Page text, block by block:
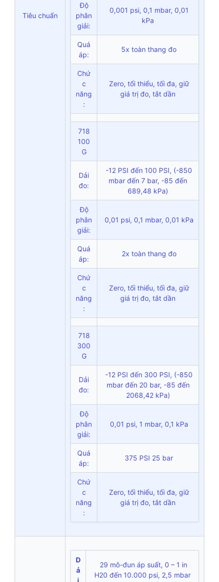
Tiêu chuẩn
Độ
phân
giải:
0,001 psi, 0,1 mbar, 0,01
kPa
Quá
áp:
5x toàn thang đo
Chứ
c
năng
:
Zero, tối thiểu, tối đa, giữ
giá trị đo, tắt dần
718
100
G
Dải
đo:
-12 PSI đến 100 PSI, (-850
mbar đến 7 bar, -85 đến
689,48 kPa)
Độ
phân
giải:
0,01 psi, 0,1 mbar, 0,01 kPa
Quá
áp:
2x toàn thang đo
Chứ
c
năng
:
Zero, tối thiểu, tối đa, giữ
giá trị đo, tắt dần
718
300
G
Dải
đo:
-12 PSI đến 300 PSI, (-850
mbar đến 20 bar, -85 đến
2068,42 kPa)
Độ
phân
giải:
0,01 psi, 1 mbar, 0,1 kPa
Quá
áp:
375 PSI 25 bar
Chứ
c
năng
:
Zero, tối thiểu, tối đa, giữ
giá trị đo, tắt dần
D
ả
i
29 mô-đun áp suất, 0 – 1 in
H20 đến 10.000 psi, 2,5 mbar